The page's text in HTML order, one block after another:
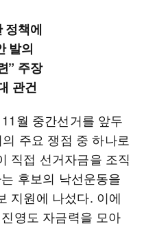
정책에
발의
” 주장
관건
월 중간선거를 앞두
주요 쟁점 중 하나로
직접 선거자금을 조직
후보의 낙선운동을
지원에 나섰다. 이에
영도 자금력을 모아